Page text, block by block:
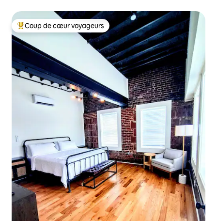
Coups de cœur voyageurs les plus appréciés
Coup de cœur voyageurs